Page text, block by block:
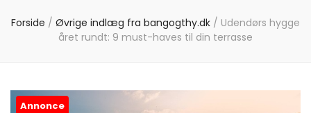
Forside / Øvrige indlæg fra bangogthy.dk / Udendørs hygge
året rundt: 9 must-haves til din terrasse
Annonce